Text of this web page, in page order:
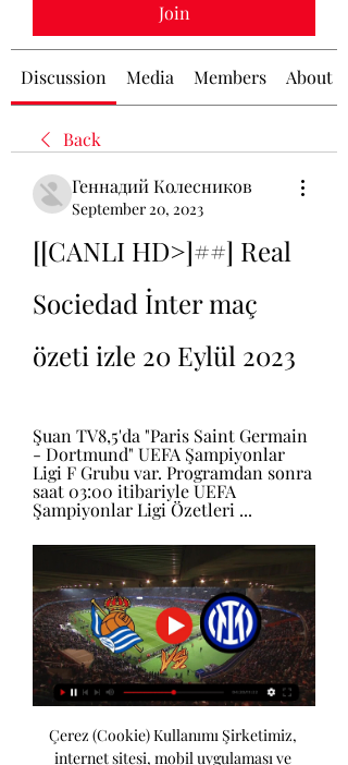
Join
Discussion Media Members About
Back
Геннадий Колесников
September 20, 2023
[[CANLI HD>]##] Real
Sociedad İnter maç
özeti izle 20 Eylül 2023
Şuan TV8,5'da "Paris Saint Germain
- Dortmund" UEFA Şampiyonlar
Ligi F Grubu var. Programdan sonra
saat 03:00 itibariyle UEFA
Şampiyonlar Ligi Özetleri ...
Çerez (Cookie) Kullanımı Şirketimiz, internet sitesi, mobil uygulaması ve mobilweb ziyaretçilerine daha iyi hizmet verebilmek amacıyla ve yasal yükümlülüğü çerçevesinde, işbu “Gizlilik, Kişisel Verilerin Korunması ve Çerez Politikası” ile belirlenen amaçlar ve kapsam dışında kullanılmamak kaydı ile Kullanıcı/Üye gezinme bilgilerini işleyebilecektir. 

İnternet Sitesi’nde sunulan hizmetlerden/bilgilerden yararlanan veya herhangi bir şekilde, herhangi bir amaçla İnternet Sitesi’ne erişim sağlayan üçüncü kişiler ("Kullanıcı"), aşağıdaki kullanım koşullarını kabul etmiş sayılmaktadırlar. İşbu Kullanım Koşulları’nın konusu, Şirket tarafından belirlenen her türlü haber, fotoğraf, metin, yazı, video, grafik, logo, şekil, görüntü, görsel-işitsel ürün, herhangi bir veri, veritabanı, yazılım, kod, tasarım, eser vasfını haiz olan ya da olmayan herhangi bir fikir ve sanat ürünü ve/veya herhangi bir bilginin İnternet Sitesi üzerinden paylaşılması, üçüncü kişilerin erişimine sunulması ile bunlar dahil ancak bunlarla sınırlı olmaksızın tek taraflı olarak Şirket tarafından belirlenecek çeşitli ürün ve/veya hizmetlere ilişkin reklamlar, diğer web sitelerine, uygulamalara ilişkin linkler ve her türlü görsel-işitsel ve/veya görsel, işitsel esere ("İçerik") İnternet Sitesi aracılığıyla Kullanıcı tarafından ne şekilde erişim sağlanabileceğine ve söz konusu İçerik’in Kullanıcı tarafından ne şekilde kullanabileceğine ilişkin sınırların belirlenmesidir. 

İşlenen Kişisel Veriler, Kişisel Veri İşleme Amacı ve Dayanağı Kullanıcı/Üye’ye ait ad, soyad, doğum tarihi, cep telefonu numarası, sabit telefon numarası, e-posta adresi, adres, sayfaya ilişkin trafik bilgileri; sosyal medya hesaplarıyla bağlanılması durumunda Kullanıcı/Üye’nin o kanallar aracılığıyla paylaşılmasına onay verdiği bilgiler gibi Kullanıcı/Üye’yi doğrudan veya dolaylı olarak tanımlamaya yönelik kişisel veriler [“Kişisel Veriler”] Kullanıcı/Üye’ye daha iyi hizmet verebilmek, Kullanıcı/Üye ile sözleşme akdetmek, Kullanıcı/Üye’ye verilen hizmetin devamı ve iyileştirilmesi, satış, pazarlama ve ticari iletişim yapılabilmesi, satış sonrası hizmetler, varsa abonelik süreci ve buna bağlı operasyonel faaliyetlerin yürütülmesi/devam etmesi, istatistiki çalışmalar ve pazar araştırması yapılabilmesi gibi amaçlarla işlenebilmektedir. 

Yayın Akışı | S Sport - Türkiye'nin Premier Spor Kanalı Inter macerası. S Sport'ta! Bugün; Yarın; Cuma; Cumartesi; Pazar; Pazartesi. Bugün Hollanda Ligi Geniş Özetler. Takvime Ekle. 03:00. NBA 2022/23 Sezonu ...

Son kez mevcut formatla düzenlenecek turnuvada gelecek yıldan itibaren “İsviçre modeli”ne geçilecek. Takım sayısı 32’den 36’ya çıkacak, toplamda 125 yerine 189 maç oynanacak. UEFA Şampiyonlar Ligi’nde ilk hafta maçlarının programı şöyle: Salı: 19. 45 Milan (İtalya) – Newcastle United (İngiltere) 19. 45 Young Boys (İsviçre) – Leipzig (Almanya) 22. 00 Feyenoord (Hollanda) – Celtic (İskoçya) 22. 00 Lazio (İtalya) – Atletico Madrid (İspanya) 22. 

S Sport (@ssporttr) / X S Sport I S Sport Plus-TV+ 77-Tivibu 73-Kablo TV 240 II S Sport2 I S Sport Plus-TV+ 78-Tivibu 74-Kablo TV 241. Media & News Company İstanbul, ...

[Spor@@] Şahtar Donetsk Porto maç özeti izle 19 Eylül 2023 19 saat önce — 22 Eki 2020 — Real Madrid, UEFA Şampiyonlar Ligi'nde koronavirüs testleri pozitif çıktığı için 10 futbolcusundan yoksun İspanya gelen ...

Kişisel Veri Saklama Süresi Şirketimiz, KVKK uyarınca işlediği Kişisel Verileri yalnızca ilgili mevzuatta öngörülen veya mevzuatta bir süre öngörülmemiş ise kişisel veri işleme amacının gerektirdiği süre kadar muhafaza eder. Tutulan veriler verinin işlenmesini gerektiren sebepler sona erdikten sonra silinir, yok edilir veya anonim hale getirilir. Örnek vermek gerekirse 6563 Sayılı Elektronik Ticaretin Düzenlenmesi Hakkında Kanun ile buna bağlı yönetmelik uyarınca Kişisel Veriler’in pazarlama veya tanıtım amaçları için kullanılacağına ilişkin Kullanıcı/Üye’nin onayının geri alındığı durumlarda, Kişisel Veriler’in kayıtları bu tarihten itibaren 1 yıl saklanır. Ticari elektronik iletinin içeriği ve gönderiye ilişkin diğer her türlü kayıt ise gerektiğinde ilgili bakanlığa sunulmak üzere 3 yıl saklanır. 

Kullanıcı/Üye’ye ait Kişisel Veriler ile gezinme ve trafik bilgileri; güvenlik ve yasalar karşısındaki yükümlülüğümüzü ifa etmek amacıyla (suçla mücadele, devlet ve kamu güvenliğinin tehdidi benzeri ve fakat bununla sınırlı olmamak üzere yasal veya idari olarak bildirim veya bilgi verme yükümlülüğümüzün mevcut olduğu durumlarda) yasal olarak bu bilgileri talep etmeye yetkili olan ilgili kurum ve kuruluşlar ile paylaşılabilecektir. Kişisel Verilerle İlgili Haklar Kullanıcı/Üye, işlenen Kişisel Verileri’nin neler olduğunu ve işlenip işlenmediğini, işleme amacı doğrultusunda kullanılıp kullanılmadığını öğrenebilir, verileri işlenmişse bu hususta bilgi talep edebilir, yurt içi veya yurt dışında Kişisel Veriler’in aktarıldığı üçüncü kişileri öğrenebilir, eksik veya yanlış işlenen Kişisel Veriler söz konusu ise veya işlenen Kişisel Verileri’nde herhangi bir değişiklik olması durumunda bu verilerin düzeltilmesini, değiştirilmesini, güncellenmesini, KVKK’nın 7. 

Kullanıcı, İnternet Sitesi’ni yürürlükte bulunan veya ileride yürürlüğe girecek tüm mevzuata, internet kullanımına ilişkin kurallara, işbu Kullanım Koşulları’na ve ayrıca Gizlilik/Kişisel Verilerin Korunması Politikası ve İletişim İzni’ne uygun olarak kullanacağını ve bütün hizmetlerden yararlanmak, ana sayfa ve alt sayfalarda gezinmek, her türlü İçerik’e erişmek dahil İnternet Sitesi aracılığıyla gerçekleştireceği eylemlerde ve İnternet Sitesi üzerinden yaptığı tüm işlemlerde hukuki ve cezai sorumluluğun kendisine ait olduğunu kabul, beyan ve taahhüt eder. 

Real Sociedad - Fikstür 23/24 Son 15 maç. G, E Getafe, E Rayo Vallecano, D Osasuna, E Real Madrid, D FC Barcelona, E Rakip, Sonuç. Grup D, Çar 20 Eyl 2023, 22:00, Inter · -:-. Grup D, Sal ...

Söz konusu Kişisel Veriler’in diğer işlenme amaçları, 5651 Sayılı İnternet Ortamında Yapılan Yayınların Düzenlenmesi ve Bu Yayınlar Yoluyla İşlenen Suçlarla Mücadele Edilmesi Hakkında Kanun ve ilgili ikincil mevzuat, 6563 Sayılı Elektronik Ticaretin Düzenlenmesi Hakkında Kanun ve ilgili ikincil mevzuat, 6112 Sayılı Radyo ve Televizyonların Kuruluş ve Yayın Hizmetleri Hakkında Kanun başta olmak üzere Radyo Televizyon Üst Kurulu mevzuatı, 5846 Sayılı Fikir ve Sanat Eserleri Kanunu, 5237 Sayılı Türk Ceza Kanunu ilgili diğer yasal düzenlemeler uyarınca Kullanıcı/Üye’ye ait Kişisel Veriler’i işlemek; elektronik veya kağıt ortamında işleme amacı doğrultusunda tüm kayıt ve belgeleri düzenlemek; ilgili düzenleyici kurumlar ve diğer otoritelerce öngörülen bilgi saklama, raporlama, bilgilendirme ve bilgi paylaşma yükümlülüklerine uymaktır. 

13/f. 1 uyarınca: bilgi@ssport. tv isimli e-posta adresine, Kullanıcı/Üye’ye ait güvenli elektronik imza ile imzalanmış bir e-posta göndermek (aynı zamanda Şirketimiz’e hitaben yazılan “word veya pdf. ” formatındaki bir dosya da güvenli e-imza ile imzalanarak gönderilebilir) suretiyle Şirketimiz’e başvuru yaparak, taleplerini iletebilir. 

maddesinde öngörülen şartlar çerçevesinde silinmesini/yok edilmesini veya anonim hale getirilmesini, bu işlemlerin (eksik veya yanlış işlenen Kişisel Verileri söz konusu ise, bu verilerin düzeltilmesini veya KVKK’nın 7. maddesinde öngörülen şartlar çerçevesinde silinmesini/yok edilmesini veya anonim hale getirilmesini) Kişisel Veriler’in aktarıldığı üçüncü kişilere bildirilmesini talep edebilir; işlenen verilerin münhasıran otomatik sistemler ile analiz edilmesi nedeniyle aleyhine bir sonucun ortaya çıkmasına itiraz edebilir ve Kişisel Veriler’in kanuna aykırı olarak işlenmesi sebebiyle zarara uğraması hâlinde mahkeme kararı ile kesinleşen zararın giderilmesini talep edebilir. Kullanıcı/Üye, bu kapsamdaki haklarını KVKK md. 

Bisiklet şambreli 3 gün önce — Real Madrid Villarreal canlı maçı skor (ve video çevrimiçi canlı izle şambreli Bisiklet. Premier Lig Maç Özetleri ve Goller İzle - Premier Lig ...

Real Sociedad - Inter | beIN SPORTS Real Sociedad - Inter maçının hakemi, takımların kadroları, dizilişleri ve önceki maçların sonuçları beIN SPORTS'ta!

5651 Sayılı İnternet Ortamında Yapılan Yayınların Düzenlenmesi ve Bu Yayınlar Yoluyla İşlenen Suçlarla Mücadele Edilmesi Hakkında Kanun uyarınca ise işlediğimiz trafik verileri 2 yıl saklanır ve süre bittikten sonra anonim hale getirilir. Her halükarda Kişisel Veriler’in birden fazla sebeple işlenmiş olması halinde, söz konusu verinin işlenmesini gerektiren tüm nedenler ortadan kalktığında ilgili veri silinir, yokedilir veya anonim hale getirilir. 

Şampiyonlar Ligi 2023/2024 maç sonuçları, Futbol Avrupa Inter. 20.09. 12:00. Sevilla. Lens. 20.09. 12:00. 2. Maç Günü. Salzburg. Real Sociedad. 03.10. 09:45. Union Berlin. Braga. 03.10. 09:45. FC Copenhagen. Bayern.

Kullanıcı, sistemin geçici bir süre askıya alınması veya tamamen durdurulması ve/veya koşulların değiştirilmesi halinde, herhangi bir kazanılmış hak iddiasında bulunmayacağını ve Şirket’in hiçbir hukuki veya cezai sorumluluğu doğmayacağını kabul, beyan ve taahhüt eder. Şirket, Kullanıcı’lar tarafından eklenen yazı, yorum, fotoğraf, video vb. bilgileri her zaman değiştirme, silme hakkını saklı tutmaktadır. 

’nin [“Şirketimiz”] tüm haklarına sahip olduğu işbu www. tv internet sitesi (“İnternet Sitesi”), mobil uygulamalar, mobil web siteler aracılığıyla ve sair yollarla Şirketimiz’in ne tür kişisel veriler topladığını, Bu kişisel verilerin nasıl ve ne amaçla kullanıldığını, Şirketimiz’in bu kişisel verileri kimlerle paylaşabileceğini, Şirketimiz’in internet sitesi, mobil uygulamalar, mobil web siteleri ve sair yollarla topladığı kişisel veriler ile ilgili olarak kullanıcılarının/üyelerinin/müşterilerinin haklarının neler olduğunu ve bu hakları nasıl kullanabileceklerini, Çerez’ler (Cookie) hakkında bilgilendirmeyi Ticari elektronik ileti alma konusunda bilgilendirmeyi içermektedir. Kişisel Verilerin Korunması Hakkında Bilgilendirme 6698 sayılı Kişisel Verilerin Korun